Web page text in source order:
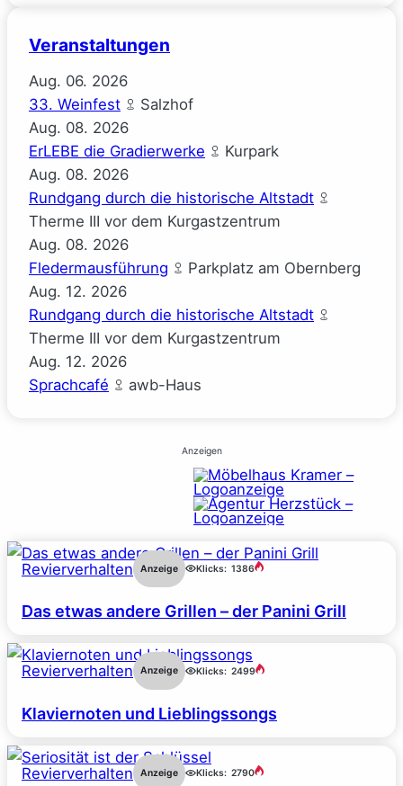
Veranstaltungen
Aug. 06. 2026
33. Weinfest
Salzhof
Aug. 08. 2026
ErLEBE die Gradierwerke
Kurpark
Aug. 08. 2026
Rundgang durch die historische Altstadt
Therme III vor dem Kurgastzentrum
Aug. 08. 2026
Fledermausführung
Parkplatz am Obernberg
Aug. 12. 2026
Rundgang durch die historische Altstadt
Therme III vor dem Kurgastzentrum
Aug. 12. 2026
Sprachcafé
awb-Haus
Anzeigen
Revierverhalten Anzeige Klicks: 1386
Das etwas andere Grillen – der Panini Grill
Revierverhalten Anzeige Klicks: 2499
Klaviernoten und Lieblingssongs
Revierverhalten Anzeige Klicks: 2790